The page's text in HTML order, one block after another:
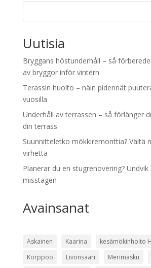
Uutisia
Bryggans höstunderhåll – så
av bryggor inför vintern
Terassin huolto – näin pidennät
vuosilla
Underhåll av terrassen – så förlänger
din terrass
Suunnitteletko mökkiremonttia? Vältä
virhettä
Planerar du en stugrenovering?
misstagen
Avainsanat
Askainen Kaarina
kesämökinhoito
Korppoo
Livonsaari Merimasku